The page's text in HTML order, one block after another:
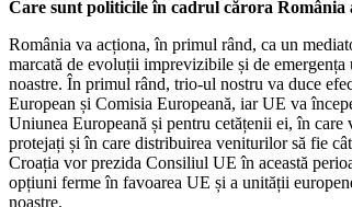
Care sunt politicile în cadrul cărora
România va acționa, în primul rând, ca un
marcată de evoluții imprevizibile și de
noastre. În primul rând, trio-ul nostru va duce
European și Comisia Europeană, iar UE va
Uniunea Europeană și pentru cetățenii ei, în
protejați și în care distribuirea veniturilor să fie
Croația vor prezida Consiliul UE în această
opțiuni ferme în favoarea UE și a unității
noastre.